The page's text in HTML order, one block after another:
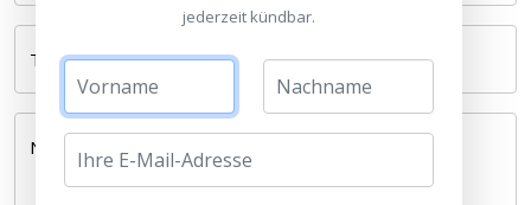
Telefonnummer
Nachricht *
jederzeit kündbar.